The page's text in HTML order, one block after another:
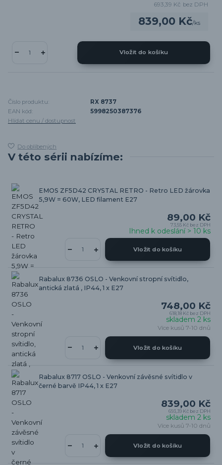
839,00 Kč/ks
693,39 Kč bez DPH
Vložit do košíku
Číslo produktu:
RX 8737
EAN kód:
5998250387376
Hlídat cenu / dostupnost
Do oblíbených
V této sérii nabízíme:
EMOS ZF5D42 CRYSTAL RETRO - Retro LED žárovka
5,9W = 60W, LED filament E27
89,00 Kč
73,55 Kč bez DPH
Ihned k odeslání > 10 ks
Vložit do košíku
Rabalux 8736 OSLO - Venkovní stropní svítidlo,
antická zlatá , IP44, 1 x E27
748,00 Kč
618,18 Kč bez DPH
skladem 2 ks
Více kusů 7-10 dnů
Vložit do košíku
Rabalux 8717 OSLO - Venkovní závěsné svítidlo v
černé barvě IP44, 1 x E27
839,00 Kč
693,39 Kč bez DPH
skladem 2 ks
Více kusů 7-10 dnů
Vložit do košíku